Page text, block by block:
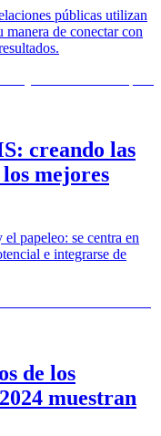
públicas utilizan
de conectar con
creando las
mejores
papeleo: se centra en
e integrarse de
de los
muestran